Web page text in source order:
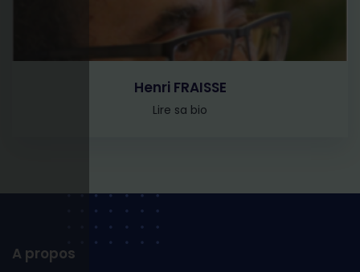
Henri FRAISSE
Lire sa bio
A propos